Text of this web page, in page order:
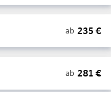
ab 235 €
ab 281 €